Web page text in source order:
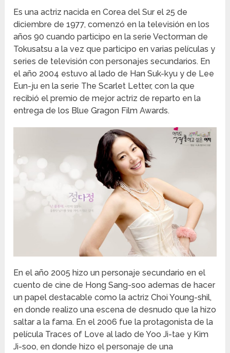
Es una actriz nacida en Corea del Sur el 25 de
diciembre de 1977, comenzó en la televisión en los
años 90 cuando participo en la serie Vectorman de
Tokusatsu a la vez que participo en varias películas y
series de televisión con personajes secundarios. En
el año 2004 estuvo al lado de Han Suk-kyu y de Lee
Eun-ju en la serie The Scarlet Letter, con la que
recibió el premio de mejor actriz de reparto en la
entrega de los Blue Gragon Film Awards.
En el año 2005 hizo un personaje secundario en el
cuento de cine de Hong Sang-soo ademas de hacer
un papel destacable como la actriz Choi Young-shil,
en donde realizo una escena de desnudo que la hizo
saltar a la fama. En el 2006 fue la protagonista de la
película Traces of Love al lado de Yoo Ji-tae y Kim
Ji-soo, en donde hizo el personaje de una